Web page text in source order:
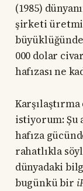
(1985)
şirketi
000 dolar
hafızası ne
istiyorum: Şu
hafıza
rahatlıkla
dünyadaki
bugünkü bir